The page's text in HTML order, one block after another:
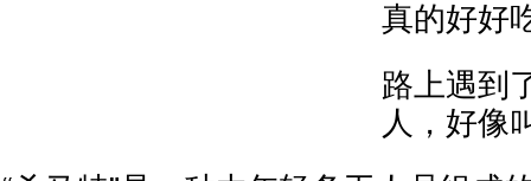
真的好好
路上遇到
人，好像